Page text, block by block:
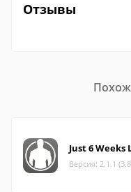
Отзывы
Just 6 Weeks
Версия: 2.1.1